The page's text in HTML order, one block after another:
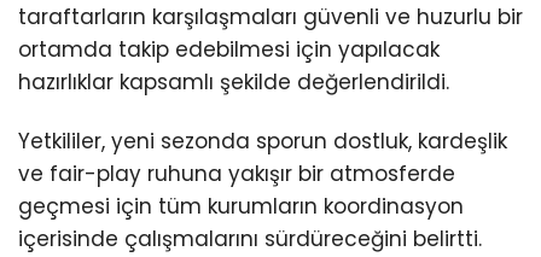
taraftarların karşılaşmaları güvenli ve huzurlu bir
ortamda takip edebilmesi için yapılacak
hazırlıklar kapsamlı şekilde değerlendirildi.
Yetkililer, yeni sezonda sporun dostluk, kardeşlik
ve fair-play ruhuna yakışır bir atmosferde
geçmesi için tüm kurumların koordinasyon
içerisinde çalışmalarını sürdüreceğini belirtti.